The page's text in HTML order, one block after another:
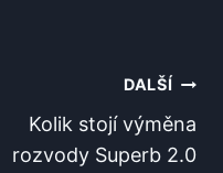
DALŠÍ
Kolik stojí výměna
rozvody Superb 2.0